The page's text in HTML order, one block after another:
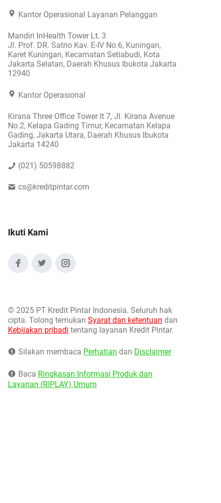
Kantor Operasional Layanan Pelanggan
Mandiri InHealth Tower Lt. 3
Jl. Prof. DR. Satrio Kav. E-IV No.6, Kuningan,
Karet Kuningan, Kecamatan Setiabudi, Kota
Jakarta Selatan, Daerah Khusus Ibukota Jakarta
12940
Kantor Operasional
Kirana Three Office Tower lt 7, Jl. Kirana Avenue
No.2, Kelapa Gading Timur, Kecamatan Kelapa
Gading, Jakarta Utara, Daerah Khusus Ibukota
Jakarta 14240
(021) 50598882
cs@kreditpintar.com
Ikuti Kami
© 2025 PT Kredit Pintar Indonesia. Seluruh hak
cipta. Tolong temukan Syarat dan ketentuan dan
Kebijakan pribadi tentang layanan Kredit Pintar.
Silakan membaca Perhatian dan Disclaimer
Baca Ringkasan Informasi Produk dan
Layanan (RIPLAY) Umum